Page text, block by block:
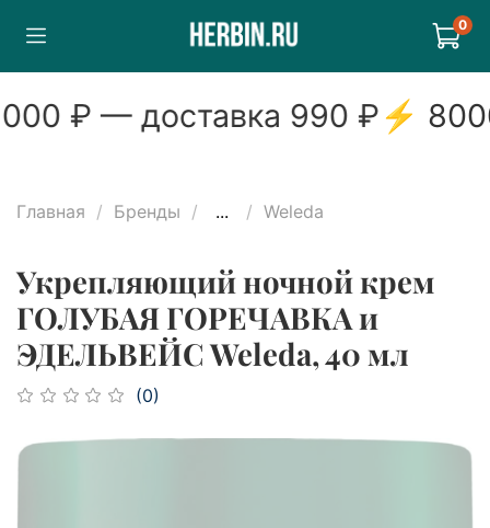
0
₽ — доставка990₽⚡8000
Главная Бренды ... Weleda
Укрепляющий ночной крем
ГОЛУБАЯ ГОРЕЧАВКА и
ЭДЕЛЬВЕЙС Weleda, 40 мл
(0)